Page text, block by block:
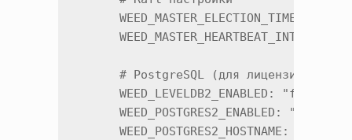
WEED_MASTER_ELECTION_TIMEOUT:
WEED_MASTER_HEARTBEAT_INTERVAL:
      # PostgreSQL (для лицензирования)
      WEED_LEVELDB2_ENABLED: "false"
      WEED_POSTGRES2_ENABLED: "true"
WEED_POSTGRES2_HOSTNAME: